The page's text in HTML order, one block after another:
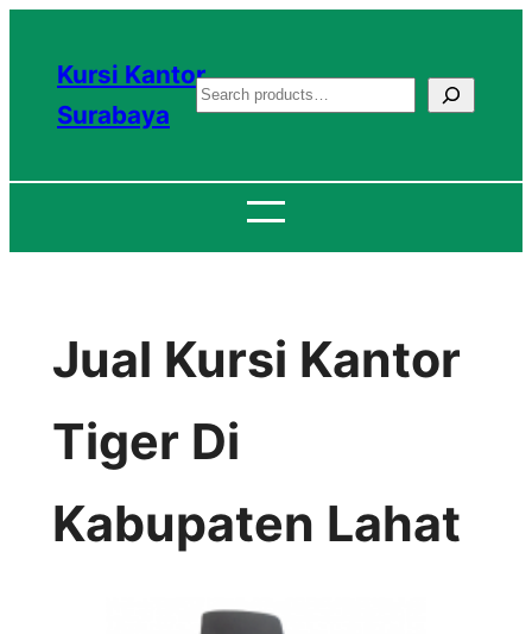
konten
Kursi Kantor
Surabaya
S
a
c
Jual Kursi Kantor
Tiger Di
Kabupaten Lahat